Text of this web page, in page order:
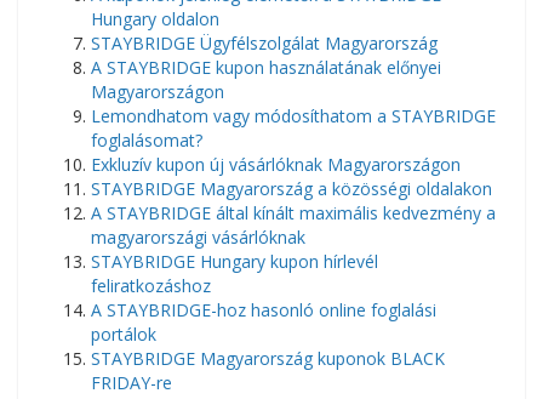
Hungary oldalon
STAYBRIDGE Ügyfélszolgálat Magyarország
A STAYBRIDGE kupon használatának előnyei
Magyarországon
Lemondhatom vagy módosíthatom a STAYBRIDGE
foglalásomat?
Exkluzív kupon új vásárlóknak Magyarországon
STAYBRIDGE Magyarország a közösségi oldalakon
A STAYBRIDGE által kínált maximális kedvezmény a
magyarországi vásárlóknak
STAYBRIDGE Hungary kupon hírlevél
feliratkozáshoz
A STAYBRIDGE-hoz hasonló online foglalási
portálok
STAYBRIDGE Magyarország kuponok BLACK
FRIDAY-re